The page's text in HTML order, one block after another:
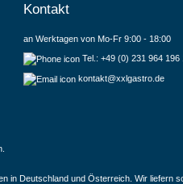
Kontakt
an Werktagen von Mo-Fr 9:00 - 18:00
Tel.: +49 (0) 231 964 196
kontakt@xxlgastro.de
in Deutschland und Österreich. Wir liefern